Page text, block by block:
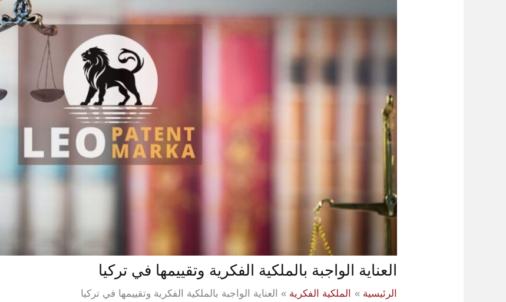
العناية الواجبة بالملكية الفكرية وتقييمها في تركيا
الرئيسية الملكية الفكرية العناية الواجبة بالملكية الفكرية وتقييمها في تركيا